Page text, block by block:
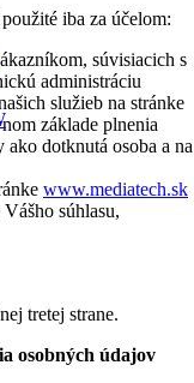
iba za účelom:
súvisiacich s
administráciu
služieb na stránke
základe plnenia
dotknutá osoba a na
www.mediatech.sk
súhlasu,
tretej strane.
osobných údajov